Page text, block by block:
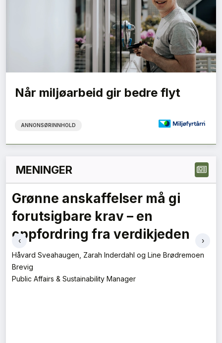
Når miljøarbeid gir bedre flyt
ANNONSØRINNHOLD
MENINGER
En ny vår for transformasjon
Mie Fuglseth
Daglig leder
‹
›